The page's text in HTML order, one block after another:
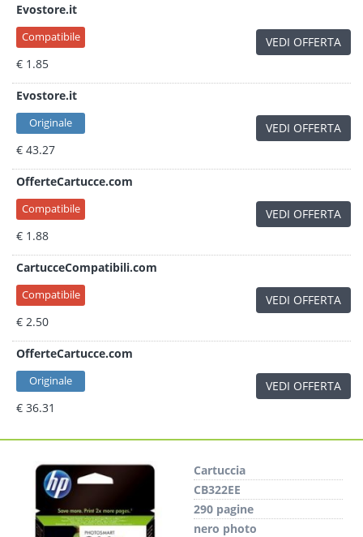
Evostore.it
Compatibile
€ 1.85
VEDI OFFERTA
Evostore.it
Originale
€ 43.27
VEDI OFFERTA
OfferteCartucce.com
Compatibile
€ 1.88
VEDI OFFERTA
CartucceCompatibili.com
Compatibile
€ 2.50
VEDI OFFERTA
OfferteCartucce.com
Originale
€ 36.31
VEDI OFFERTA
Cartuccia
CB322EE
290 pagine
nero photo